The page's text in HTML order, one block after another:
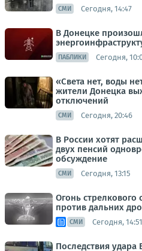
СМИ Сегодня, 14:47
В Донецке
ПАБЛИКИ Сегодня,
«Света нет, воды
жители Донецка
отключений
СМИ Сегодня, 20:46
В России хотят
двух пенсий
обсуждение
СМИ Сегодня, 13:15
Огонь
против дальних
СМИ Сегодня, 14:51
Последствия удара